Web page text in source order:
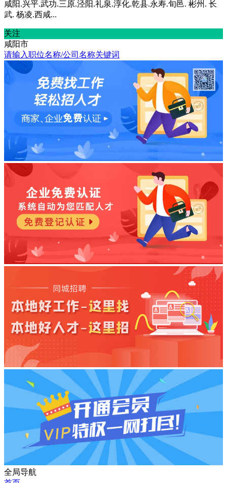
咸阳.兴平.武功.三原.泾阳.礼泉.淳化.乾县.永寿.旬邑. 彬州. 长
武. 杨凌.西咸...
关注
咸阳市
请输入职位名称/公司名称关键词
全局导航